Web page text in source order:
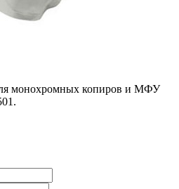
монохромных копиров и МФУ